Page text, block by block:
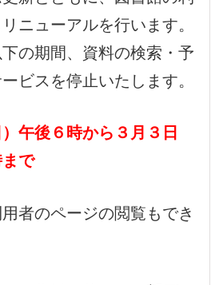
ニューアルを行います。
の期間、資料の検索・予
ビスを停止いたします。
午後６時から３月３日
まで
者のページの閲覧もでき